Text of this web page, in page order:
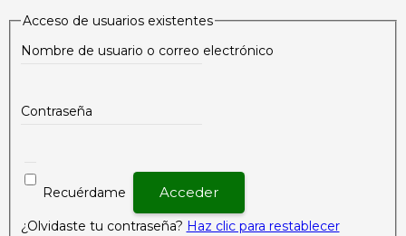
Acceso de usuarios existentes
Nombre de usuario o correo electrónico
Contraseña
Recuérdame
¿Olvidaste tu contraseña? Haz clic para restablecer